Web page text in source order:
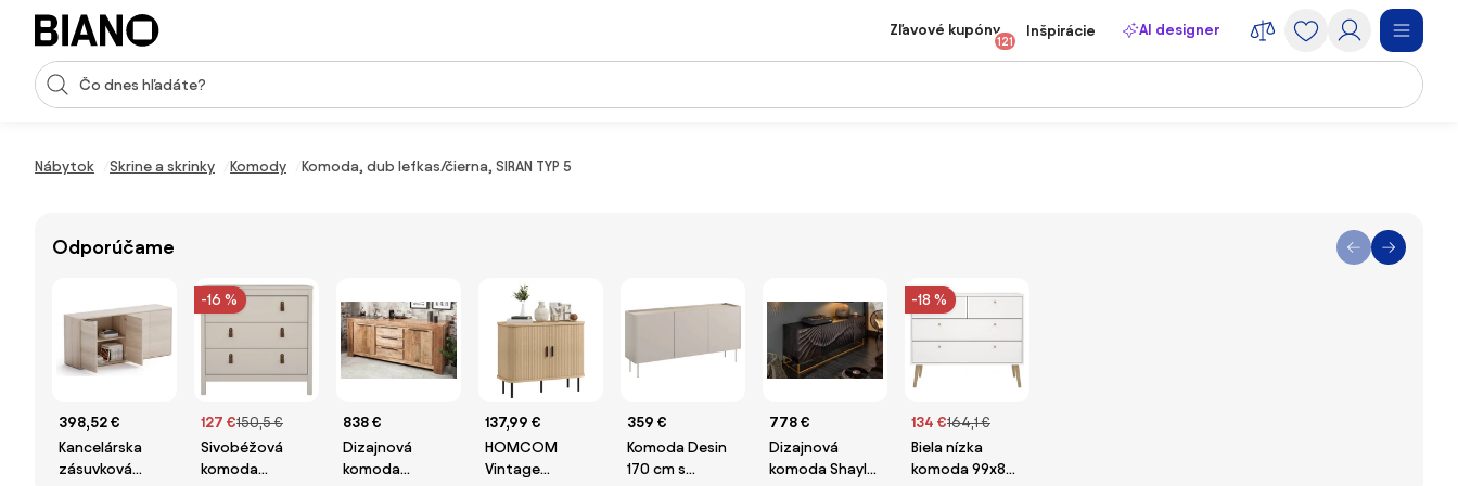
Preskočiť navigáciu, prejsť na obsah
Vstup pre vyhľadávanie
Zľavové kupóny
121
Inšpirácie AI designer
Nábytok Skrine a skrinky Komody Komoda, dub lefkas/čierna, SIRAN TYP 5
Odporúčame
398,52 €
Kancelárska
zásuvková
-16 %
127 €150,5 €
Sivobéžová
komoda
838 €
Dizajnová
komoda
137,99 €
HOMCOM
Vintage
359 €
Komoda Desin
170 cm s
778 €
Dizajnová
komoda Shayla
-18 %
134 €164,1 €
Biela nízka
komoda 99x82